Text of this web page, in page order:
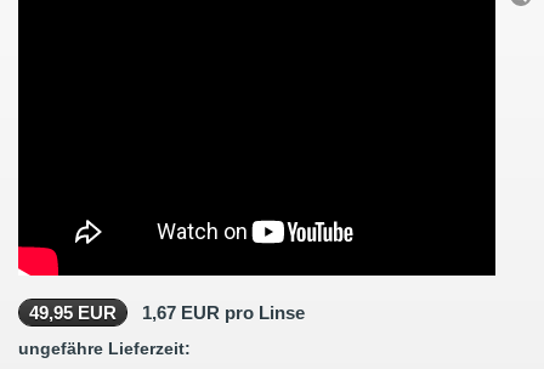
49,95 EUR 1,67 EUR pro Linse
ungefähre Lieferzeit: